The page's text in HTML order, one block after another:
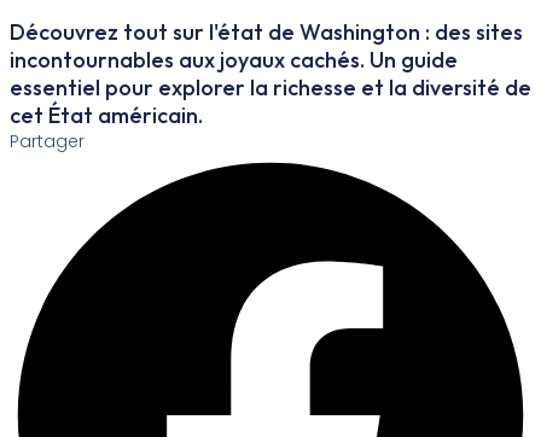
Découvrez tout sur l'état de Washington : des sites
incontournables aux joyaux cachés. Un guide
essentiel pour explorer la richesse et la diversité de
cet État américain.
Partager